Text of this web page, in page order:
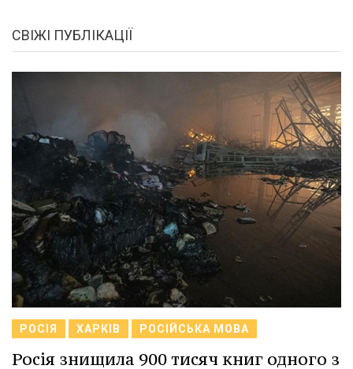
СВІЖІ ПУБЛІКАЦІЇ
РОСІЯ ХАРКІВ РОСІЙСЬКА МОВА
Росія знищила 900 тисяч книг одного з